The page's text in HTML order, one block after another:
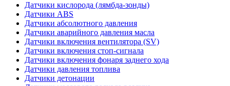
Датчики кислорода (лямбда-зонды)
Датчики ABS
Датчики абсолютного давления
Датчики аварийного давления масла
Датчики включения вентилятора (SV)
Датчики включения стоп-сигнала
Датчики включения фонаря заднего хода
Датчики давления топлива
Датчики детонации